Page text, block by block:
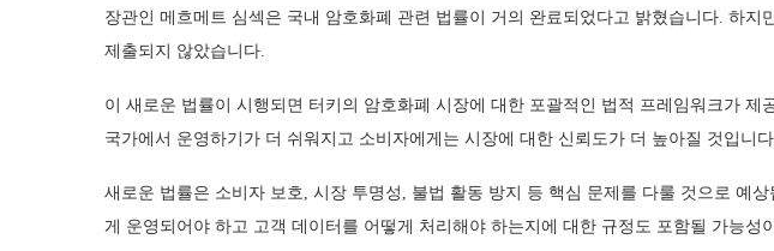
장관인 메흐메트 심섹은 국내 암호화폐 관련 법률이 거의 완료되었다고 밝혔습니다. 하지
제출되지 않았습니다.
이 새로운 법률이 시행되면 터키의 암호화폐 시장에 대한 포괄적인 법적 프레임워크가 제
국가에서 운영하기가 더 쉬워지고 소비자에게는 시장에 대한 신뢰도가 더 높아질 것입니
새로운 법률은 소비자 보호, 시장 투명성, 불법 활동 방지 등 핵심 문제를 다룰 것으로 예
게 운영되어야 하고 고객 데이터를 어떻게 처리해야 하는지에 대한 규정도 포함될 가능성